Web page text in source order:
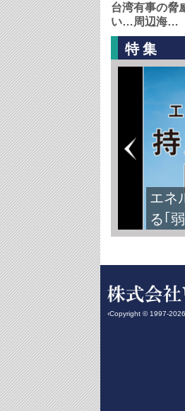
台湾有事の脅
い…周辺海…
特集
エネ
る｢
‹Copyright © 1997-